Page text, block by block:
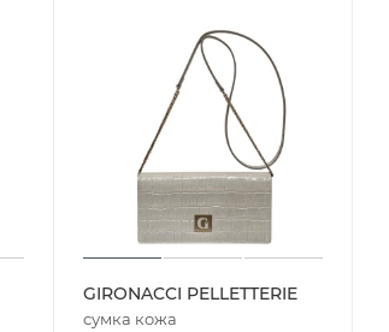
GIRONACCI PELLETTERIE
сумка кожа